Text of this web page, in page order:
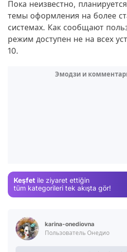
Пока неизвестно,
темы оформления на более
системах. Как сообщают
режим доступен не на всех
10.
Эмодзи и
Keşfet ile ziyaret ettiğin
tüm kategorileri tek akışta gör!
karina-onediovna
Пользователь Онедио